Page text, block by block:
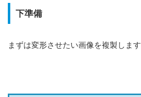
下準備
まずは変形させたい画像を複製します